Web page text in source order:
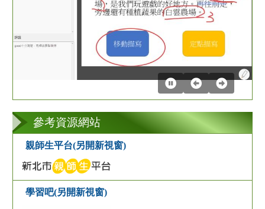
第
2
參考資源網站
親師生平台(另開新視窗)
學習吧(另開新視窗)